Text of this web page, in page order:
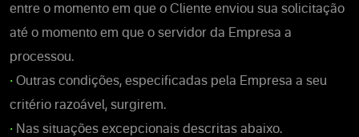
entre o momento em que o Cliente enviou sua solicitação
até o momento em que o servidor da Empresa a
processou.
• Outras condições, especificadas pela Empresa a seu
critério razoável, surgirem.
• Nas situações excepcionais descritas abaixo.